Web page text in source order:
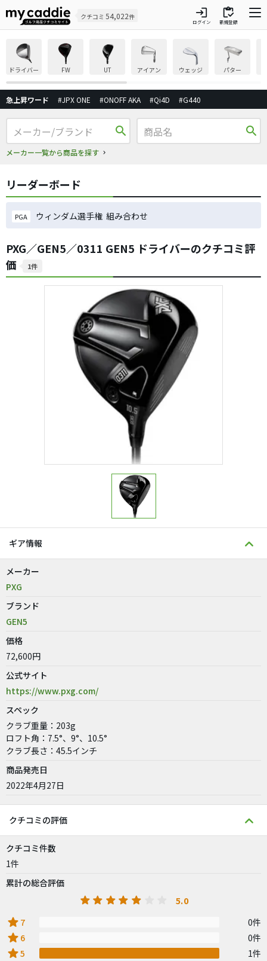
クチコミ 54,022件 login
ログイン
inventory
新規登録
ドライバー FW UT アイアン ウェッジ パター
急上昇ワード #JPX ONE #ONOFF AKA #Qi4D #G440
search
メーカー一覧から商品を探す
search
リーダーボード
PGA ウィンダム選手権 組み合わせ
PXG／GEN5／0311 GEN5 ドライバーのクチコミ評
価
1件
ギア情報
メーカー
PXG
ブランド
GEN5
価格
72,600円
公式サイト
https://www.pxg.com/
スペック
クラブ重量：203g
ロフト角：7.5°、9°、10.5°
クラブ長さ：45.5インチ
商品発売日
2022年4月27日
クチコミの評価
クチコミ件数
1件
累計の総合評価
5.0
star 7 0件
star 6 0件
star5 1件